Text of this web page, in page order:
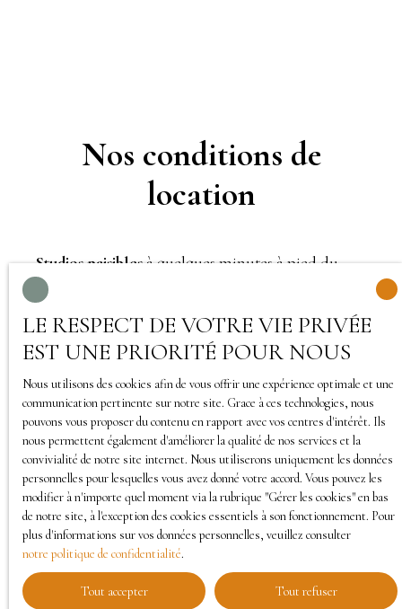
Nos conditions de
location
Studios paisiblesà quelques minutes à pied du
centre-ville.
Transports: un arrêt de bus, une station de vélo
libre-service et la station de métro Tourcoing
Centre est à quelques minutes à pied.
A partir de 35€ par nuit (les frais de ménage sont
de 15€ pour les studios et 25€ pour les type 2 par
séjour)
Réductions: à la semaine de 22%, au mois de 37%
LE RESPECT DE VOTRE VIE PRIVÉE
EST UNE PRIORITÉ POUR NOUS
Nous utilisons des cookies afin de vous offrir une expérience optimale et une
communication pertinente sur notre site. Grace à ces technologies, nous
pouvons vous proposer du contenu en rapport avec vos centres d'intérêt. Ils
nous permettent également d'améliorer la qualité de nos services et la
convivialité de notre site internet. Nous utiliserons uniquement les données
personnelles pour lesquelles vous avez donné votre accord. Vous pouvez les
modifier à n'importe quel moment via la rubrique ″Gérer les cookies″ en bas
de notre site, à l'exception des cookies essentiels à son fonctionnement. Pour
plus d'informations sur vos données personnelles, veuillez consulter
notre politique de confidentialité.
Tout accepter Tout refuser